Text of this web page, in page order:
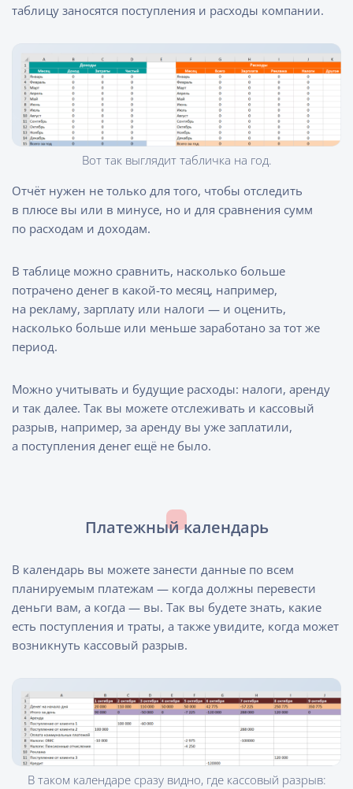
таблицу заносятся поступления и расходы компании.
Вот так выглядит табличка на год.
Отчёт нужен не только для того, чтобы отследить
в плюсе вы или в минусе, но и для сравнения сумм
по расходам и доходам.
В таблице можно сравнить, насколько больше
потрачено денег в какой-то месяц, например,
на рекламу, зарплату или налоги — и оценить,
насколько больше или меньше заработано за тот же
период.
Можно учитывать и будущие расходы: налоги, аренду
и так далее. Так вы можете отслеживать и кассовый
разрыв, например, за аренду вы уже заплатили,
а поступления денег ещё не было.
Платежный календарь
В календарь вы можете занести данные по всем
планируемым платежам — когда должны перевести
деньги вам, а когда — вы. Так вы будете знать, какие
есть поступления и траты, а также увидите, когда может
возникнуть кассовый разрыв.
В таком календаре сразу видно, где кассовый разрыв: